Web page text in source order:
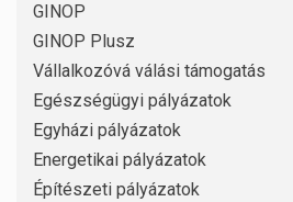
GINOP
GINOP Plusz
Vállalkozóvá válási támogatás
Egészségügyi pályázatok
Egyházi pályázatok
Energetikai pályázatok
Építészeti pályázatok